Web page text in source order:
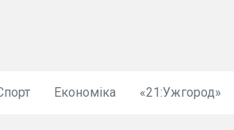
Економіка «21:Ужгород»